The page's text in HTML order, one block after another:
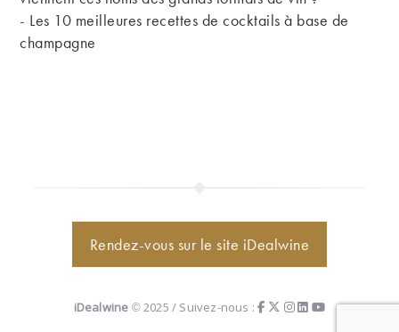
- Les 10 meilleures recettes de cocktails à base de
champagne
Rendez-vous sur le site iDealwine
iDealwine © 2025 / Suivez-nous :